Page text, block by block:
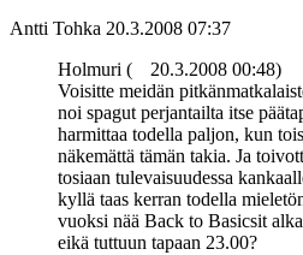
Antti Tohka 20.3.2008 07:37
Holmuri (
20.3.2008 00:48)
Voisitte meidän
noi spagut perjantailta itse
harmittaa todella paljon, kun
näkemättä tämän takia. Ja
tosiaan tulevaisuudessa
kyllä taas kerran todella
vuoksi nää Back to Basicsit
eikä tuttuun tapaan 23.00?